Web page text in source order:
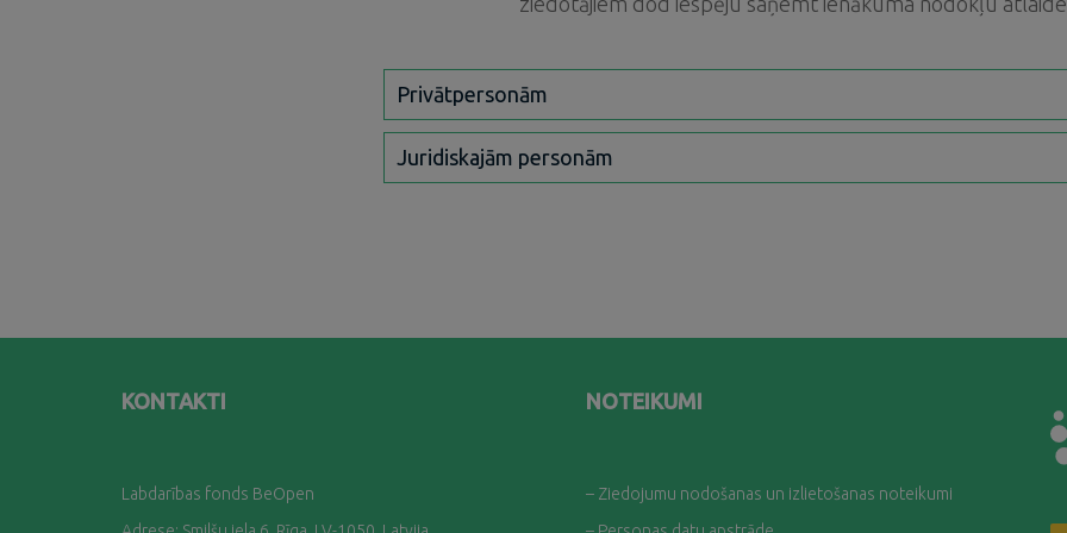
Privātpersonām
Juridiskajām personām
KONTAKTI
Labdarības fonds BeOpen
NOTEIKUMI
– Ziedojumu nodošanas un izlietošanas noteikumi